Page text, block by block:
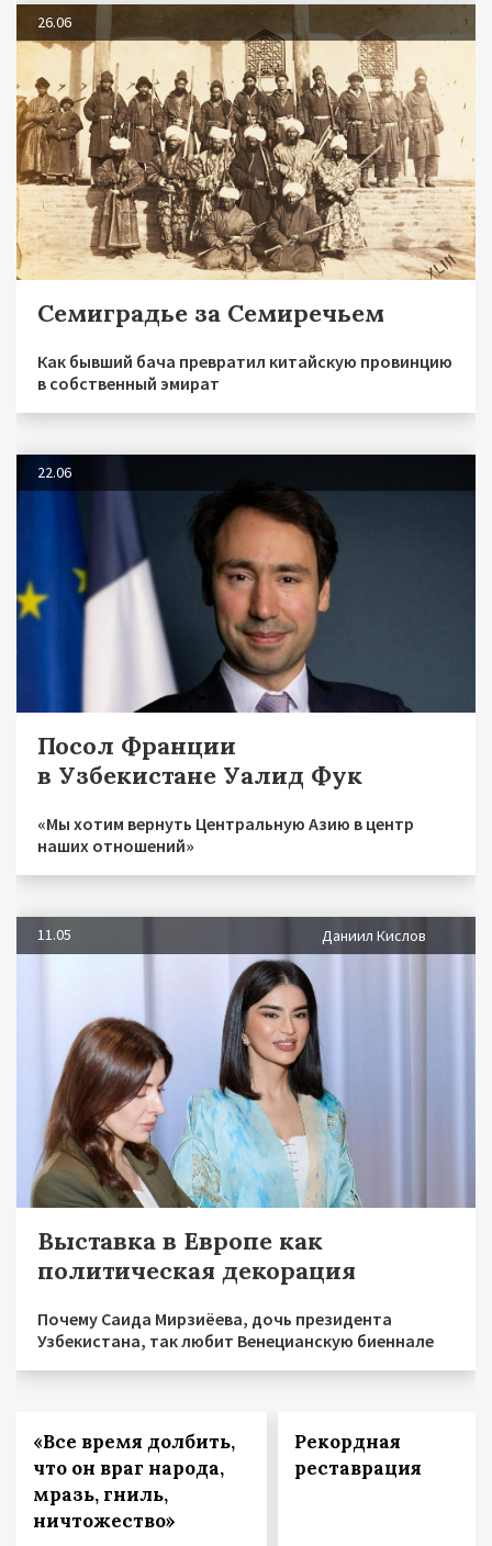
26.06
Семиградье за Семиречьем
Как бывший бача превратил китайскую провинцию
в собственный эмират
22.06
Посол Франции
в Узбекистане Уалид Фук
«Мы хотим вернуть Центральную Азию в центр
наших отношений»
11.05 Даниил Кислов
Выставка в Европе как
политическая декорация
Почему Саида Мирзиёева, дочь президента
Узбекистана, так любит Венецианскую биеннале
«Все время долбить,
что он враг народа,
мразь, гниль,
ничтожество»
Рекордная
реставрация